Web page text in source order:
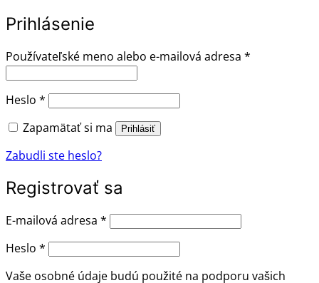
Prihlásenie
Používateľské meno alebo e-mailová adresa *
Heslo * Povinné
Zapamätať si ma
Prihlásiť
Zabudli ste heslo?
Registrovať sa
E-mailová adresa * Povinné
Heslo * Povinné
Vaše osobné údaje budú použité na podporu vašich